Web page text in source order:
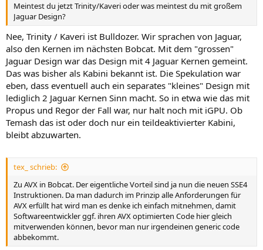
Meintest du jetzt Trinity/Kaveri oder was meintest du mit großem
Jaguar Design?
Nee, Trinity / Kaveri ist Bulldozer. Wir sprachen von Jaguar,
also den Kernen im nächsten Bobcat. Mit dem "grossen"
Jaguar Design war das Design mit 4 Jaguar Kernen gemeint.
Das was bisher als Kabini bekannt ist. Die Spekulation war
eben, dass eventuell auch ein separates "kleines" Design mit
lediglich 2 Jaguar Kernen Sinn macht. So in etwa wie das mit
Propus und Regor der Fall war, nur halt noch mit iGPU. Ob
Temash das ist oder doch nur ein teildeaktivierter Kabini,
bleibt abzuwarten.
tex_ schrieb:
Zu AVX in Bobcat. Der eigentliche Vorteil sind ja nun die neuen SSE4
Instruktionen. Da man dadurch im Prinzip alle Anforderungen für
AVX erfüllt hat wird man es denke ich einfach mitnehmen, damit
Softwareentwickler ggf. ihren AVX optimierten Code hier gleich
mitverwenden können, bevor man nur irgendeinen generic code
abbekommt.